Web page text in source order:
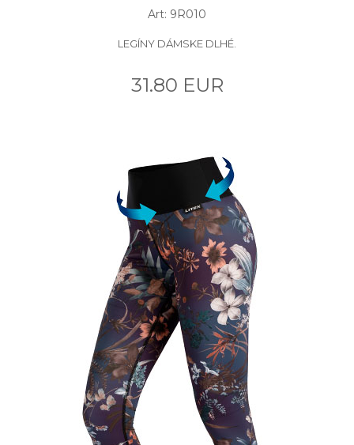
Art: 9R010
LEGÍNY DÁMSKE DLHÉ.
31.80 EUR